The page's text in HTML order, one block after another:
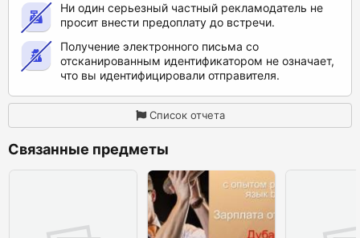
Ни один серьезный частный рекламодатель не
просит внести предоплату до встречи.
Получение электронного письма со
отсканированным идентификатором не означает,
что вы идентифицировали отправителя.
Список отчета
Связанные предметы